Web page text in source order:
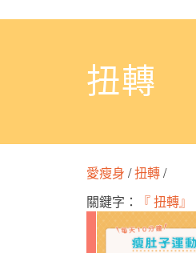
扭轉
愛瘦身 /扭轉/
關鍵字：
『 扭轉』